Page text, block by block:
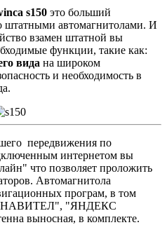
s150 это больший
штатными автомагнитолами. И
взамен штатной вы
функции, такие как:
вида на широком
и необходимость в
передвижения по
интернетом вы
что позволяет проложить
Автомагнитола
програм, в том
"НАВИТЕЛ", "ЯНДЕКС
выносная, в комплекте.